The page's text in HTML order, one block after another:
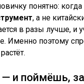
понятно:
, а не
в разы лучше, и
Именно поэтому
и поймёшь,